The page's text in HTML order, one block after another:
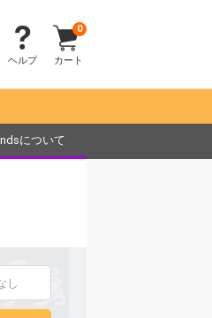
ヘルプ カート
0
について